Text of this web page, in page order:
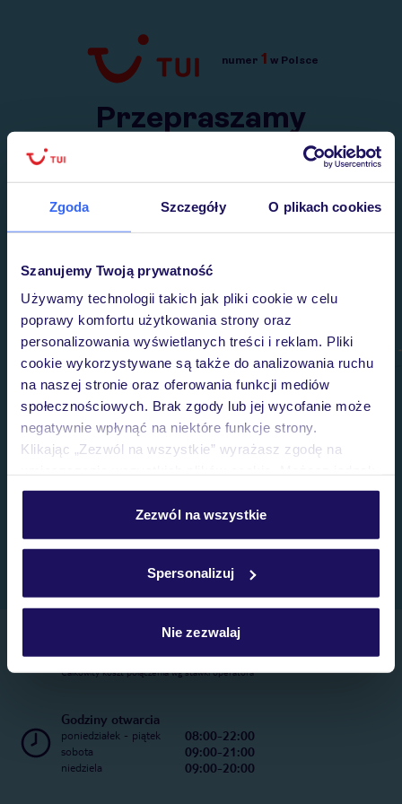
Zgoda Szczegóły O plikach cookies
Szanujemy Twoją prywatność
Używamy technologii takich jak pliki cookie w celu
poprawy komfortu użytkowania strony oraz
personalizowania wyświetlanych treści i reklam. Pliki
cookie wykorzystywane są także do analizowania ruchu
na naszej stronie oraz oferowania funkcji mediów
społecznościowych. Brak zgody lub jej wycofanie może
negatywnie wpłynąć na niektóre funkcje strony.
Klikając „Zezwól na wszystkie” wyrażasz zgodę na
personalizować swój wybór wchodząc w zakładkę
Szczegółowe informacje o plikach cookie znajdziesz
Zezwól na wszystkie
Spersonalizuj
Nie zezwalaj
Przejdź do TUI.pl
numer 1 w Polsce
Przepraszamy
Wysłaliśmy nasz serwis na krótkie wakacje.
Telefoniczne Centrum Rezerwacji
22 270 31 20
Całkowity koszt połączenia wg stawki operatora
Godziny otwarcia
poniedziałek - piątek 08:00-22:00
sobota 09:00-21:00
niedziela 09:00-20:00